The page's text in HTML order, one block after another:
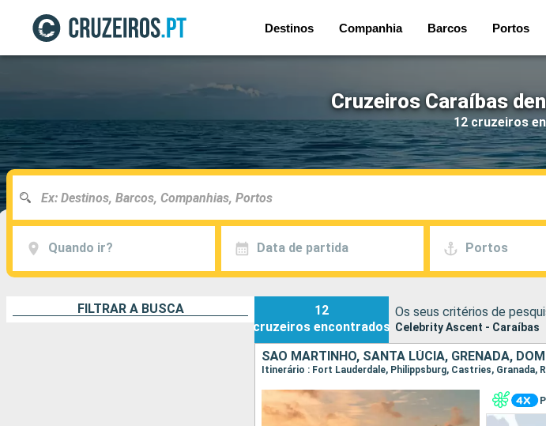
Destinos Companhia Barcos Portos
Cruzeiros Caraíbas
12 cruzeiros
Quando ir? Data de partida Portos
FILTRAR A BUSCA
12
cruzeiros encontrados
Os seus critérios de
Celebrity Ascent - Caraíbas
Itinerário : Fort Lauderdale, Philippsburg, Castries, Granada,